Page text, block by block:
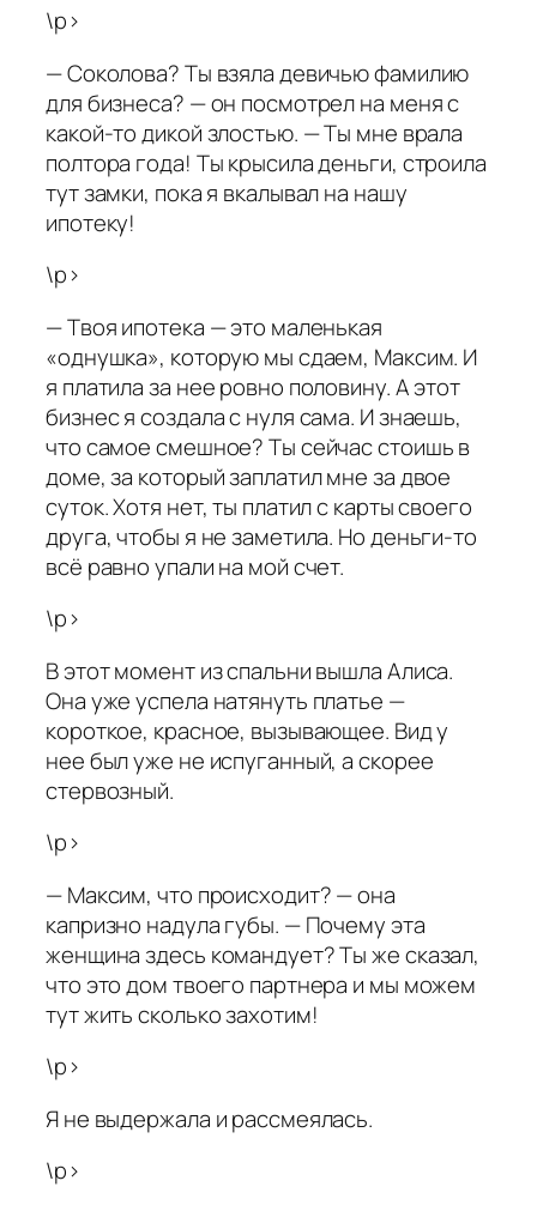
\p>
— Соколова? Ты взяла девичью фамилию
для бизнеса? — он посмотрел на меня с
какой-то дикой злостью. — Ты мне врала
полтора года! Ты крысила деньги, строила
тут замки, пока я вкалывал на нашу
ипотеку!
\p>
— Твоя ипотека — это маленькая
«однушка», которую мы сдаем, Максим. И
я платила за нее ровно половину. А этот
бизнес я создала с нуля сама. И знаешь,
что самое смешное? Ты сейчас стоишь в
доме, за который заплатил мне за двое
суток. Хотя нет, ты платил с карты своего
друга, чтобы я не заметила. Но деньги-то
всё равно упали на мой счет.
\p>
В этот момент из спальни вышла Алиса.
Она уже успела натянуть платье —
короткое, красное, вызывающее. Вид у
нее был уже не испуганный, а скорее
стервозный.
\p>
— Максим, что происходит? — она
капризно надула губы. — Почему эта
женщина здесь командует? Ты же сказал,
что это дом твоего партнера и мы можем
тут жить сколько захотим!
\p>
Я не выдержала и рассмеялась.
\p>